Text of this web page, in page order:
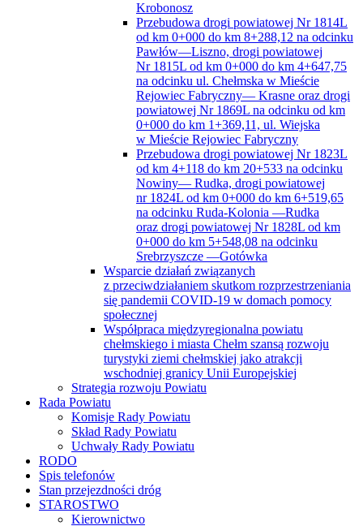
Pawłów—Liszno, drogi powiatowej
Nr 1815L od km 0+000 do km 4+647,75
na odcinku ul. Chełmska w Mieście
Rejowiec Fabryczny— Krasne oraz drogi
powiatowej Nr 1869L na odcinku od km
0+000 do km 1+369,11, ul. Wiejska
w Mieście Rejowiec Fabryczny
Przebudowa drogi powiatowej Nr 1823L
od km 4+118 do km 20+533 na odcinku
Nowiny— Rudka, drogi powiatowej
nr 1824L od km 0+000 do km 6+519,65
na odcinku Ruda-Kolonia —Rudka
oraz drogi powiatowej Nr 1828L od km
0+000 do km 5+548,08 na odcinku
Srebrzyszcze —Gotówka
Wsparcie działań związanych
z przeciwdziałaniem skutkom rozprzestrzeniania
się pandemii COVID-19 w domach pomocy
społecznej
Współpraca międzyregionalna powiatu
chełmskiego i miasta Chełm szansą rozwoju
turystyki ziemi chełmskiej jako atrakcji
wschodniej granicy Unii Europejskiej
Strategia rozwoju Powiatu
Rada Powiatu
Komisje Rady Powiatu
Skład Rady Powiatu
Uchwały Rady Powiatu
RODO
Spis telefonów
Stan przejezdności dróg
STAROSTWO
Kierownictwo
Sekretarz Powiatu
Skarbnik Powiatu
Starosta